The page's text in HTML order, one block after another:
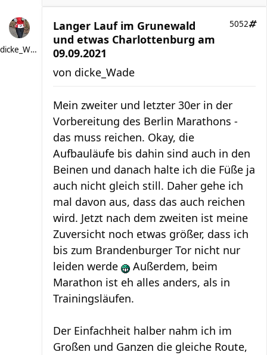
dicke_Wade
Langer Lauf im Grunewald
und etwas Charlottenburg am
09.09.2021
5052
von dicke_Wade
Mein zweiter und letzter 30er in der
Vorbereitung des Berlin Marathons -
das muss reichen. Okay, die
Aufbauläufe bis dahin sind auch in den
Beinen und danach halte ich die Füße ja
auch nicht gleich still. Daher gehe ich
mal davon aus, dass das auch reichen
wird. Jetzt nach dem zweiten ist meine
Zuversicht noch etwas größer, dass ich
bis zum Brandenburger Tor nicht nur
leiden werde
Außerdem, beim
Marathon ist eh alles anders, als in
Trainingsläufen.
Der Einfachheit halber nahm ich im
Großen und Ganzen die gleiche Route,